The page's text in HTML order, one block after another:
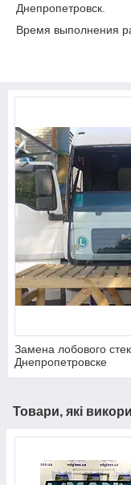
Днепропетровск.
Время выполнения
Замена лобового
Днепропетровске
Товари, які